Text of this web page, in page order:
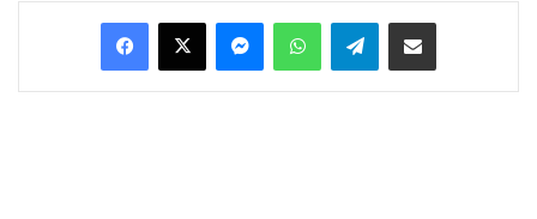
Facebook
X MessengerWhatsAppTelegramCondividi via Email